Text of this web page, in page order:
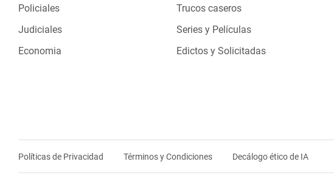
Policiales
Judiciales
Economia
Trucos caseros
Series y Películas
Edictos y Solicitadas
Políticas de Privacidad Términos y Condiciones Decálogo ético de IA